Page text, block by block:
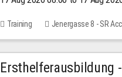
Training Jenergasse 8 - SR
Ersthelferausbildung